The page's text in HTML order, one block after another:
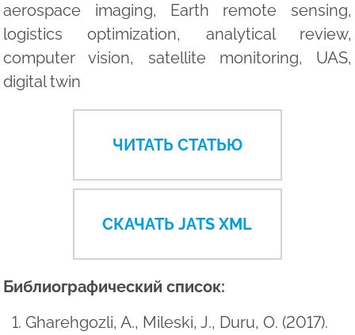
aerospace imaging, Earth remote sensing,
logistics optimization, analytical review,
computer vision, satellite monitoring, UAS,
digital twin
ЧИТАТЬ СТАТЬЮ
СКАЧАТЬ JATS XML
Библиографический список:
Gharehgozli, A., Mileski, J., Duru, O. (2017).